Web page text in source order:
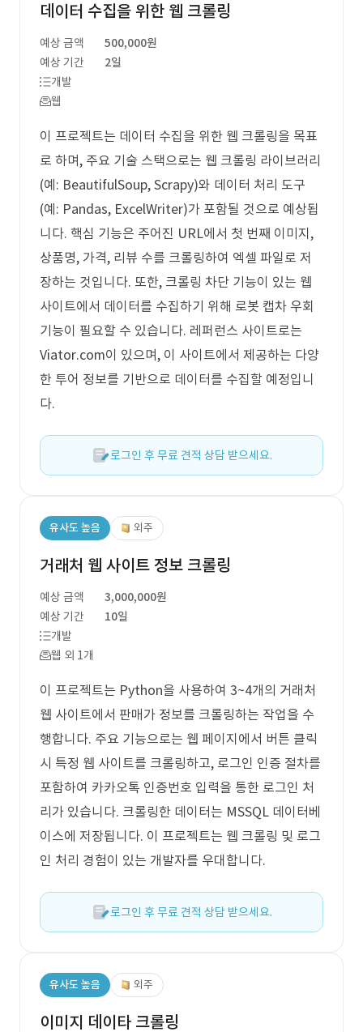
데이터 수집을 위한 웹 크롤링
예상 금액
500,000원
예상 기간
2일
개발
웹
이 프로젝트는 데이터 수집을 위한 웹 크롤링을 목표
로 하며, 주요 기술 스택으로는 웹 크롤링 라이브러리
(예: BeautifulSoup, Scrapy)와 데이터 처리 도구
(예: Pandas, ExcelWriter)가 포함될 것으로 예상됩
니다. 핵심 기능은 주어진 URL에서 첫 번째 이미지,
상품명, 가격, 리뷰 수를 크롤링하여 엑셀 파일로 저
장하는 것입니다. 또한, 크롤링 차단 기능이 있는 웹
사이트에서 데이터를 수집하기 위해 로봇 캡차 우회
기능이 필요할 수 있습니다. 레퍼런스 사이트로는
Viator.com이 있으며, 이 사이트에서 제공하는 다양
한 투어 정보를 기반으로 데이터를 수집할 예정입니
다.
로그인 후 무료 견적 상담 받으세요.
유사도 높음 외주
거래처 웹 사이트 정보 크롤링
예상 금액
3,000,000원
예상 기간
10일
개발
웹 외 1개
이 프로젝트는 Python을 사용하여 3~4개의 거래처
웹 사이트에서 판매가 정보를 크롤링하는 작업을 수
행합니다. 주요 기능으로는 웹 페이지에서 버튼 클릭
시 특정 웹 사이트를 크롤링하고, 로그인 인증 절차를
포함하여 카카오톡 인증번호 입력을 통한 로그인 처
리가 있습니다. 크롤링한 데이터는 MSSQL 데이터베
이스에 저장됩니다. 이 프로젝트는 웹 크롤링 및 로그
인 처리 경험이 있는 개발자를 우대합니다.
로그인 후 무료 견적 상담 받으세요.
유사도 높음 외주
이미지 데이타 크롤링